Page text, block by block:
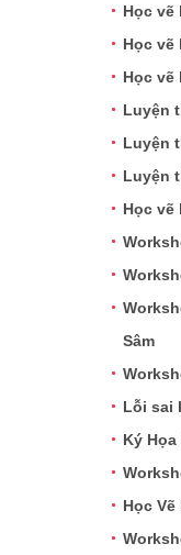
Học
Học
Học vẽ
Luyện
Luyện
Luyện
Học vẽ
Sâm
Lỗi sai
Ký
Học